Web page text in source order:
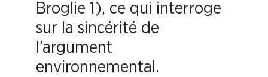
Broglie 1), ce qui interroge
sur la sincérité de
l’argument
environnemental.